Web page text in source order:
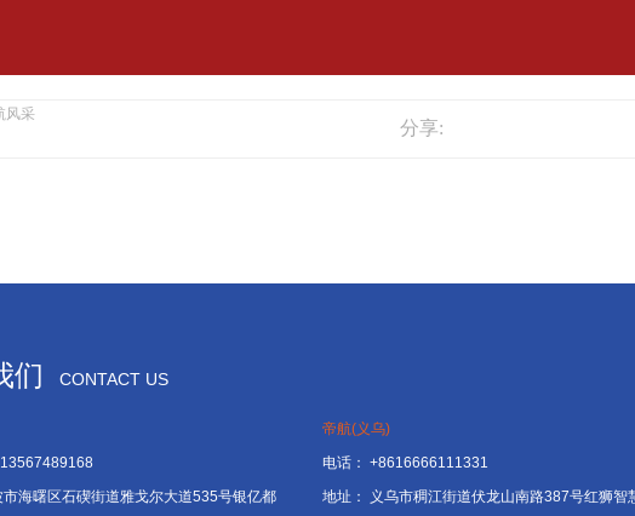
风采
分享:
们 CONTACT US
市海曙区石碶街道雅戈尔大道535号银亿都
帝航(义乌)
电话：+8616666111331
地址：
义乌市稠江街道伏龙山南路387号红狮智